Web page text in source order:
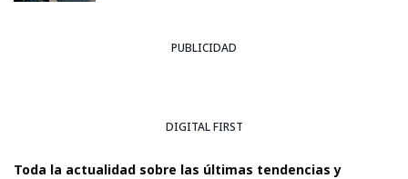
PUBLICIDAD
DIGITAL FIRST
Toda la actualidad sobre las últimas tendencias y